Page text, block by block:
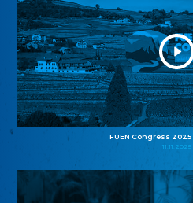
FUEN Congress 2025
11.11.2025